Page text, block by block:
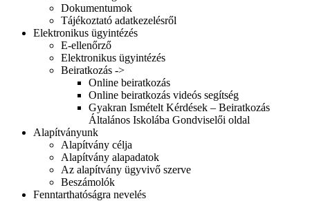
Dokumentumok
Tájékoztató adatkezelésről
Elektronikus ügyintézés
E-ellenőrző
Elektronikus ügyintézés
Beiratkozás ->
Online beiratkozás
Online beiratkozás videós segítség
Gyakran Ismételt Kérdések – Beiratkozás
Általános Iskolába Gondviselői oldal
Alapítványunk
Alapítvány célja
Alapítvány alapadatok
Az alapítvány ügyvivő szerve
Beszámolók
Fenntarthatóságra nevelés